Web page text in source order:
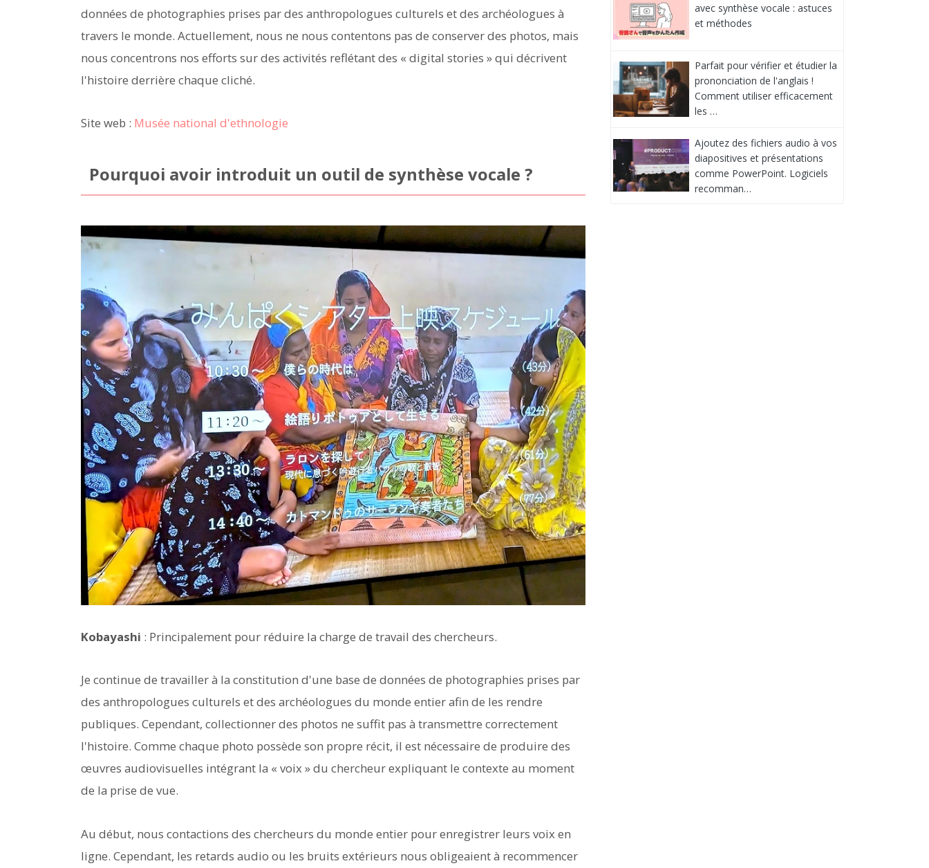
données de photographies prises par des anthropologues culturels et des archéologues à
travers le monde. Actuellement, nous ne nous contentons pas de conserver des photos, mais
nous concentrons nos efforts sur des activités reflétant des « digital stories » qui décrivent
l'histoire derrière chaque cliché.
Site web : Musée national d'ethnologie
Pourquoi avoir introduit un outil de synthèse vocale ?
Kobayashi : Principalement pour réduire la charge de travail des chercheurs.
Je continue de travailler à la constitution d'une base de données de photographies prises par
des anthropologues culturels et des archéologues du monde entier afin de les rendre
publiques. Cependant, collectionner des photos ne suffit pas à transmettre correctement
l'histoire. Comme chaque photo possède son propre récit, il est nécessaire de produire des
œuvres audiovisuelles intégrant la « voix » du chercheur expliquant le contexte au moment
de la prise de vue.
Au début, nous contactions des chercheurs du monde entier pour enregistrer leurs voix en
ligne. Cependant, les retards audio ou les bruits extérieurs nous obligeaient à recommencer
avec synthèse vocale : astuces
et méthodes
Parfait pour vérifier et étudier la
prononciation de l'anglais !
Comment utiliser efficacement
les …
Ajoutez des fichiers audio à vos
diapositives et présentations
comme PowerPoint. Logiciels
recomman…